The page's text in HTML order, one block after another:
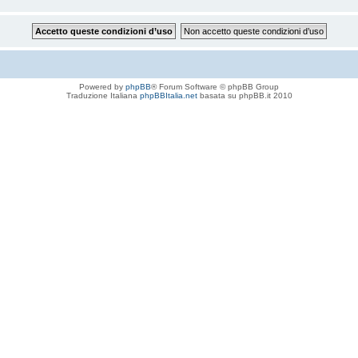
Powered by phpBB® Forum Software © phpBB Group
Traduzione Italiana phpBBItalia.netbasata su phpBB.it 2010